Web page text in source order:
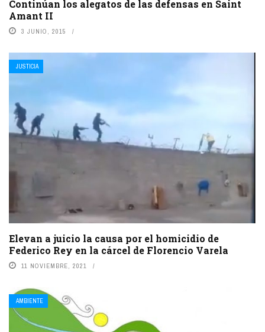
Continúan los alegatos de las defensas en Saint
Amant II
3 JUNIO, 2015
JUSTICIA
Elevan a juicio la causa por el homicidio de
Federico Rey en la cárcel de Florencio Varela
11 NOVIEMBRE, 2021
AMBIENTE